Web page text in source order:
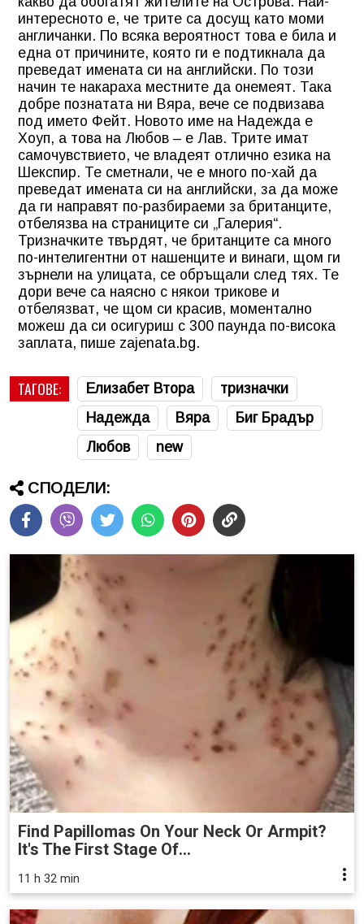
интересното е, че трите са досущ като моми
англичанки. По всяка вероятност това е била и
една от причините, която ги е подтикнала да
преведат имената си на английски. По този
начин те накараха местните да онемеят. Така
добре познатата ни Вяра, вече се подвизава
под името Фейт. Новото име на Надежда е
Хоуп, а това на Любов – е Лав. Трите имат
самочувствието, че владеят отлично езика на
Шекспир. Те сметнали, че е много по-хай да
преведат имената си на английски, за да може
да ги направят по-разбираеми за британците,
отбелязва на страниците си „Галерия“.
Тризначките твърдят, че британците са много
по-интелигентни от нашенците и винаги, щом ги
зърнели на улицата, се обръщали след тях. Те
дори вече са наясно с някои трикове и
отбелязват, че щом си красив, моментално
можеш да си осигуриш с 300 паунда по-висока
заплата, пише zajenata.bg.
ТАГОВЕ: Елизабет Втора
тризначки
Надежда
Вяра
Биг Брадър
Любов
new
СПОДЕЛИ:
Find Papillomas On Your Neck Or Armpit?
It's The First Stage Of...
11 h 32 min